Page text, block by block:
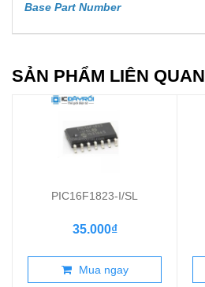
Base Part Number
SẢN PHẨM LIÊN QUAN
PIC16F1823-I/SL
35.000₫
Mua ngay